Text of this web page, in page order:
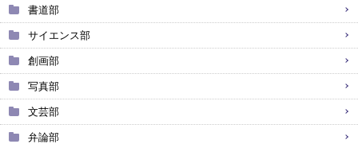
書道部
サイエンス部
創画部
写真部
文芸部
弁論部